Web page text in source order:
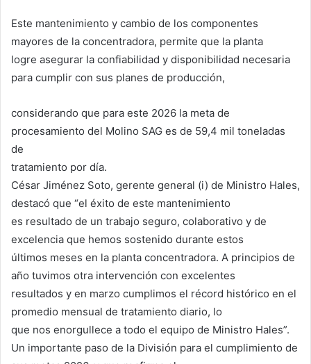
Este mantenimiento y cambio de los componentes
mayores de la concentradora, permite que la planta
logre asegurar la confiabilidad y disponibilidad necesaria
para cumplir con sus planes de producción,
considerando que para este 2026 la meta de
procesamiento del Molino SAG es de 59,4 mil toneladas
de
tratamiento por día.
César Jiménez Soto, gerente general (i) de Ministro Hales,
destacó que “el éxito de este mantenimiento
es resultado de un trabajo seguro, colaborativo y de
excelencia que hemos sostenido durante estos
últimos meses en la planta concentradora. A principios de
año tuvimos otra intervención con excelentes
resultados y en marzo cumplimos el récord histórico en el
promedio mensual de tratamiento diario, lo
que nos enorgullece a todo el equipo de Ministro Hales”.
Un importante paso de la División para el cumplimiento de